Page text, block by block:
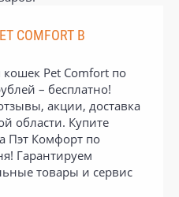
COMFORT В
Pet Comfort по
– бесплатно!
акции, доставка
области. Купите
Пэт Комфорт по
Гарантируем
товары и сервис